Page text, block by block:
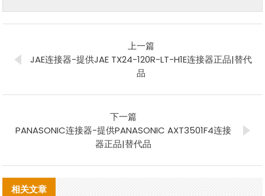
上一篇
JAE连接器-提供JAE TX24-120R-LT-H1E连接器正品|替代
品
下一篇
PANASONIC连接器-提供PANASONIC AXT3501F4连接
器正品|替代品
相关文章